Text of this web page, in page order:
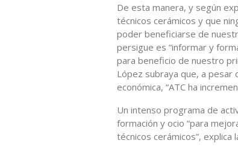
De esta manera, y según
técnicos cerámicos y que
poder beneficiarse de
persigue es “informar y
para beneficio de nuestro
López subraya que, a pesar
económica, “ATC ha
Un intenso programa de
formación y ocio “para
técnicos cerámicos”, explica